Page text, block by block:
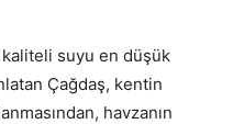
suyu en düşük
Çağdaş, kentin
havzanın